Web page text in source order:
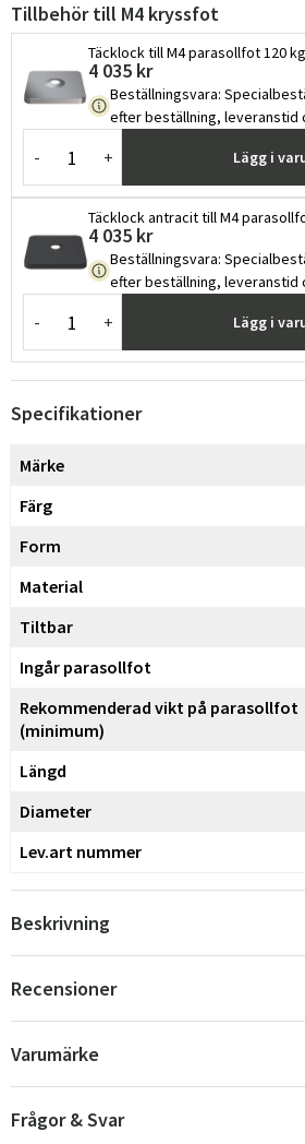
Tillbehör till M4 kryssfot
Täcklock till M4 parasollfot 120 kg
4 035 kr
Beställningsvara:
efter beställning, leveranstid
- + Lägg i
Täcklock antracit till M4
4 035 kr
Beställningsvara:
efter beställning, leveranstid
- + Lägg i
Specifikationer
Märke
Färg
Form
Material
Tiltbar
Ingår parasollfot
Rekommenderad vikt på parasollfot
(minimum)
Längd
Diameter
Lev.art nummer
Beskrivning
Recensioner
Varumärke
Frågor & Svar